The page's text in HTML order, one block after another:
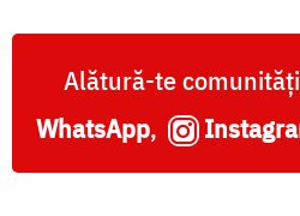
Alătură-te
WhatsApp,